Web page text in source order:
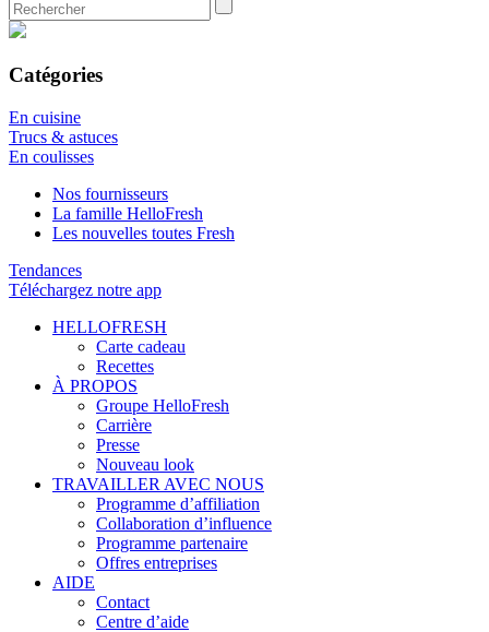
Catégories
En cuisine
Trucs & astuces
En coulisses
Nos fournisseurs
La famille HelloFresh
Les nouvelles toutes Fresh
Tendances
Téléchargez notre app
HELLOFRESH
Carte cadeau
Recettes
À PROPOS
Groupe HelloFresh
Carrière
Presse
Nouveau look
TRAVAILLER AVEC NOUS
Programme d’affiliation
Collaboration d’influence
Programme partenaire
Offres entreprises
AIDE
Contact
Centre d’aide